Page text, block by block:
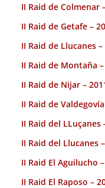
II Raid de Colmenar
II Raid de Getafe –
II Raid de Llucanes –
II Raid de Montaña
II Raid de Nijar –
II Raid de
II Raid del LLuçanes
II Raid del Llucanes
II Raid El Aguilucho
II Raid El Raposo –